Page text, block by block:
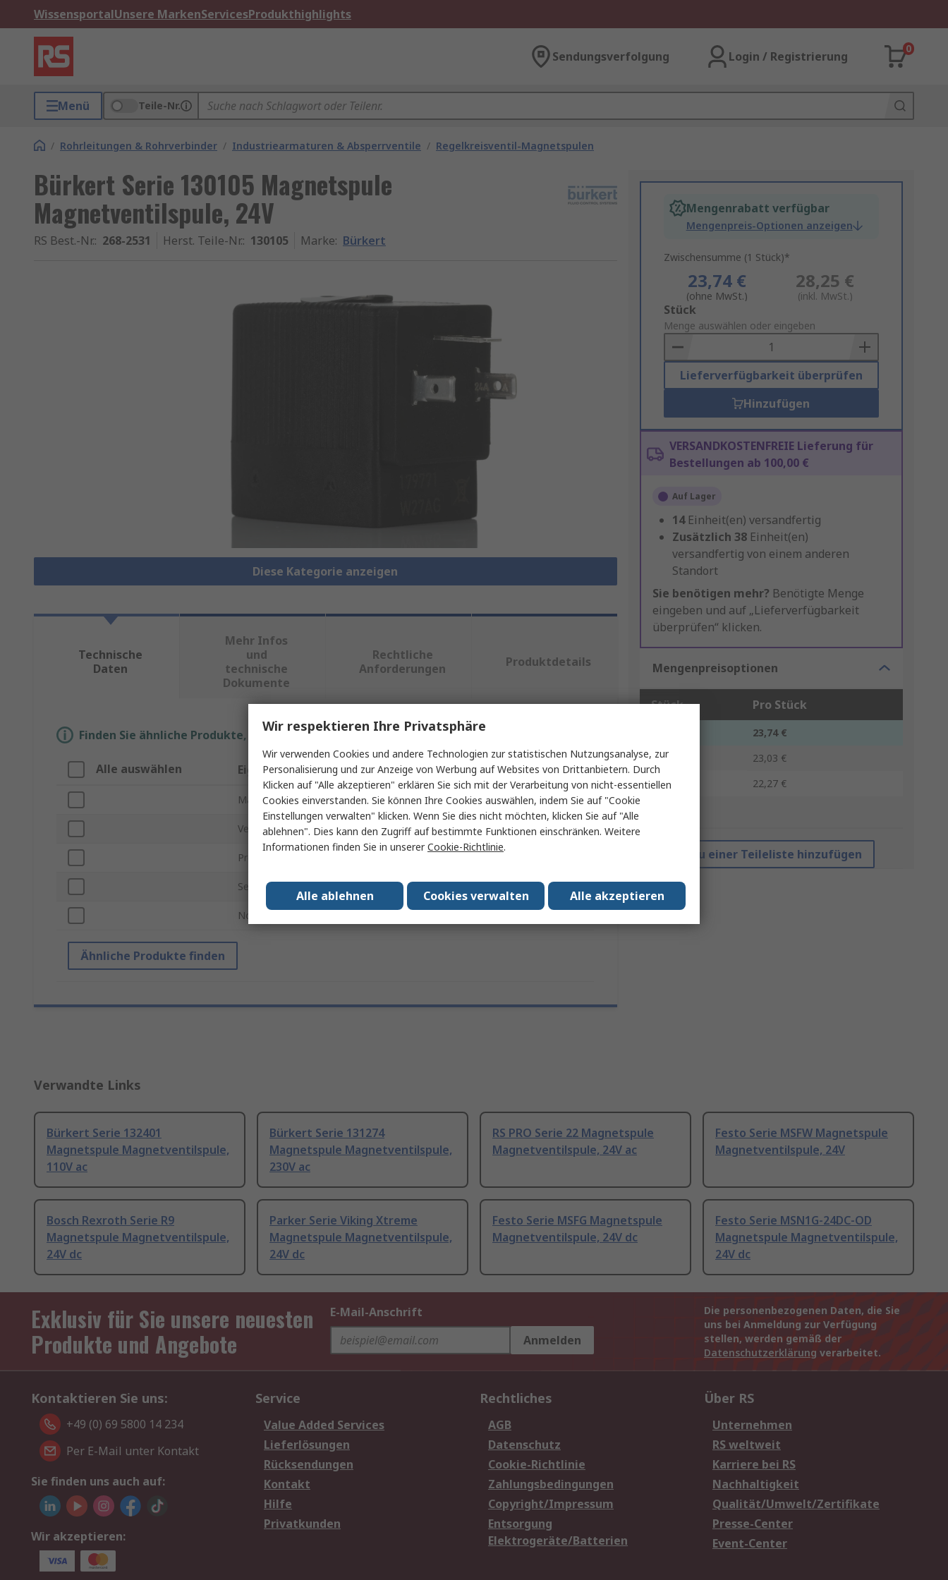
WissensportalUnsere MarkenServicesProdukthighlights
Sendungsverfolgung Login / Registrierung
0
Menü Teile-Nr.
/ Rohrleitungen & Rohrverbinder / Industriearmaturen & Absperrventile / Regelkreisventil-Magnetspulen
Bürkert Serie 130105 Magnetspule
Magnetventilspule, 24V
RS Best.-Nr.: 268-2531 Herst. Teile-Nr.: 130105 Marke: Bürkert
Diese Kategorie anzeigen
Mengenrabatt verfügbar
Mengenpreis-Optionen anzeigen
Zwischensumme (1 Stück)*
23,74 €
(ohne MwSt.)
28,25 €
(inkl. MwSt.)
Add
to
Basket
Stück
Menge auswählen oder eingeben
Lieferverfügbarkeit überprüfen
Hinzufügen
VERSANDKOSTENFREIE Lieferung für
Bestellungen ab 100,00 €
Auf Lager
14 Einheit(en) versandfertig
Zusätzlich 38 Einheit(en)
versandfertig von einem anderen
Standort
Sie benötigen mehr? Benötigte Menge
eingeben und auf „Lieferverfügbarkeit
überprüfen“ klicken.
Mengenpreisoptionen
Stück Pro Stück
23,74 €
5 - 9
23,03 €
10 +
22,27 €
Zu einer Teileliste hinzufügen
Technische
Daten
Mehr Infos
und
technische
Dokumente
Rechtliche
Anforderungen
Produktdetails
Finden Sie ähnliche Produkte, indem Sie ein oder mehrere Eigenschaften auswählen.
Alle auswählen Eigenschaft Wert
Marke Bürkert
Versorgungsspannung 24V
Produkt Typ
Serie 130105
Normen/Zulassungen
Ähnliche Produkte finden
Verwandte Links
Bürkert Serie 132401
Magnetspule Magnetventilspule,
110V ac
Bürkert Serie 131274
Magnetspule Magnetventilspule,
230V ac
RS PRO Serie 22 Magnetspule
Magnetventilspule, 24V ac
Festo Serie MSFW Magnetspule
Magnetventilspule, 24V
Bosch Rexroth Serie R9
Magnetspule Magnetventilspule,
24V dc
Parker Serie Viking Xtreme
Magnetspule Magnetventilspule,
24V dc
Festo Serie MSFG Magnetspule
Magnetventilspule, 24V dc
Festo Serie MSN1G-24DC-OD
Magnetspule Magnetventilspule,
24V dc
Exklusiv für Sie unsere neuesten
Produkte und Angebote
E-Mail-Anschrift
Anmelden
Die personenbezogenen Daten, die Sie
uns bei Anmeldung zur Verfügung
stellen, werden gemäß der
Datenschutzerklärung verarbeitet.
Kontaktieren Sie uns:
+49 (0) 69 5800 14 234
Per E-Mail unter Kontakt
Sie finden uns auch auf:
Wir akzeptieren:
Service
Value Added Services
Lieferlösungen
Rücksendungen
Kontakt
Hilfe
Privatkunden
Rechtliches
AGB
Datenschutz
Cookie-Richtlinie
Zahlungsbedingungen
Copyright/Impressum
Entsorgung
Elektrogeräte/Batterien
Über RS
Unternehmen
RS weltweit
Karriere bei RS
Nachhaltigkeit
Qualität/Umwelt/Zertifikate
Presse-Center
Event-Center
Wir respektieren Ihre Privatsphäre
Wir verwenden Cookies und andere Technologien zur statistischen Nutzungsanalyse, zur
Personalisierung und zur Anzeige von Werbung auf Websites von Drittanbietern. Durch
Klicken auf "Alle akzeptieren" erklären Sie sich mit der Verarbeitung von nicht-essentiellen
Cookies einverstanden. Sie können Ihre Cookies auswählen, indem Sie auf "Cookie
Einstellungen verwalten" klicken. Wenn Sie dies nicht möchten, klicken Sie auf "Alle
ablehnen". Dies kann den Zugriff auf bestimmte Funktionen einschränken. Weitere
Informationen finden Sie in unsererCookie-Richtlinie.
Alle akzeptieren
Cookies verwalten
Alle ablehnen